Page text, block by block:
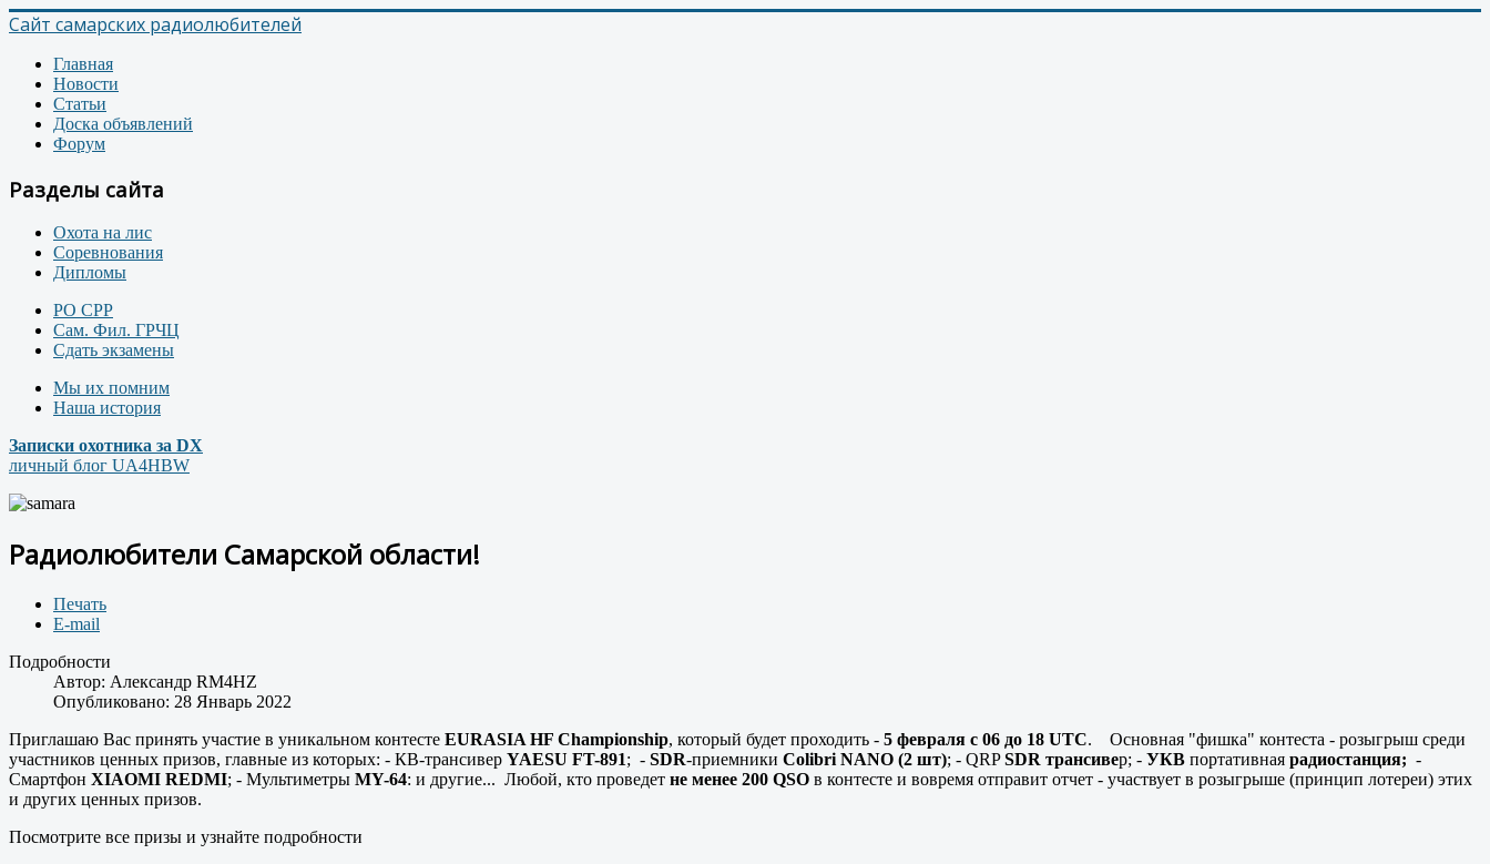
Сайт самарских радиолюбителей
Главная
Новости
Статьи
Доска объявлений
Форум
Разделы сайта
Охота на лис
Соревнования
Дипломы
РО СРР
Сам. Фил. ГРЧЦ
Сдать экзамены
Мы их помним
Наша история
Записки охотника за DX
личный блог UA4HBW
Радиолюбители Самарской области!
Печать
E-mail
Подробности
Автор: Александр RM4HZ
Опубликовано: 28 Январь 2022
Приглашаю Вас принять участие в уникальном контесте EURASIA HF Championship, который будет проходить - 5 февраля с 06 до 18 UTC. Основная "фишка" контеста - розыгрыш среди
участников ценных призов, главные из которых: - КВ-трансивер YAESU FT-891; - SDR-приемники Colibri NANO (2 шт); - QRPSDR трансивер; - УКВ портативная радиостанция; -
Смартфон XIAOMI REDMI; - Мультиметры MY-64: и другие... Любой, кто проведет не менее 200 QSO в контесте и вовремя отправит отчет - участвует в розыгрыше (принцип лотереи) этих
и других ценных призов.
Посмотрите все призы и узнайте подробности